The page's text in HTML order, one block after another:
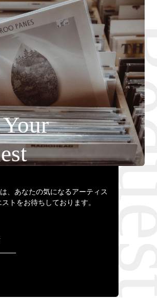
、あなたの気になるアーティス
ストをお待ちしております。